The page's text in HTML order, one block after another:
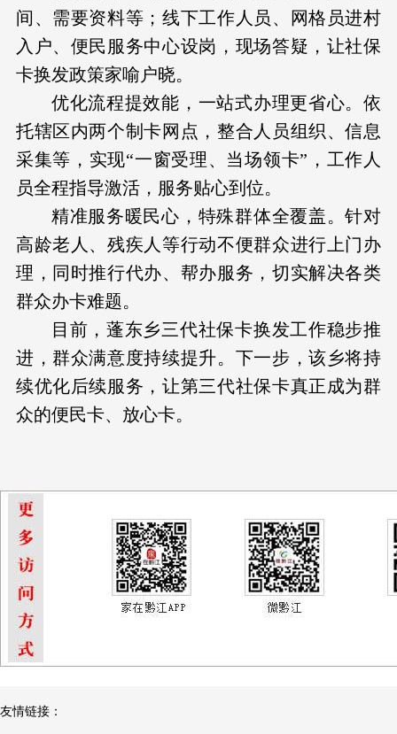
间、需要资料等；线下工作人员、网格员进村
入户、便民服务中心设岗，现场答疑，让社保
卡换发政策家喻户晓。
优化流程提效能，一站式办理更省心。依
托辖区内两个制卡网点，整合人员组织、信息
采集等，实现“一窗受理、当场领卡”，工作人
员全程指导激活，服务贴心到位。
精准服务暖民心，特殊群体全覆盖。针对
高龄老人、残疾人等行动不便群众进行上门办
理，同时推行代办、帮办服务，切实解决各类
群众办卡难题。
目前，蓬东乡三代社保卡换发工作稳步推
进，群众满意度持续提升。下一步，该乡将持
续优化后续服务，让第三代社保卡真正成为群
众的便民卡、放心卡。
友情链接：